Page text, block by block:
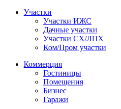
Участки
Участки ИЖС
Дачные участки
Участки СХ/ЛПХ
Ком/Пром участки
Коммерция
Гостиницы
Помещения
Бизнес
Гаражи